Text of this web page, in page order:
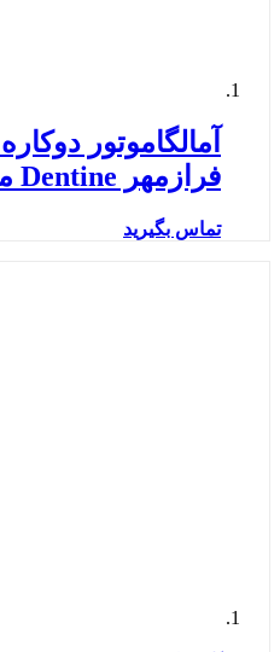
آمالگاموتور
فرازمهر Dentine مدل A16971
تماس بگیرید